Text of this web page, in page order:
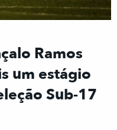
Ramos
um estágio
Sub-17